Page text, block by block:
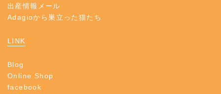
出産情報メール
Adagioから巣立った猫たち
LINK
Blog
Online Shop
facebook